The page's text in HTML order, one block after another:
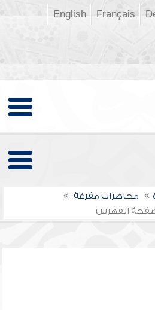
Français
English
محاضرات مفرغة
الفهرس